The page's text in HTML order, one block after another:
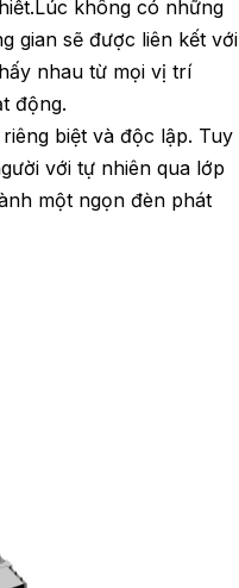
không có những
gian sẽ được liên kết với
nhau từ mọi vị trí
động.
biệt và độc lập. Tuy
với tự nhiên qua lớp
một ngọn đèn phát